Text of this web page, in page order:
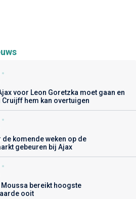
voor Leon Goretzka moet gaan en
hem kan overtuigen
de komende weken op de
gebeuren bij Ajax
bereikt hoogste
ooit